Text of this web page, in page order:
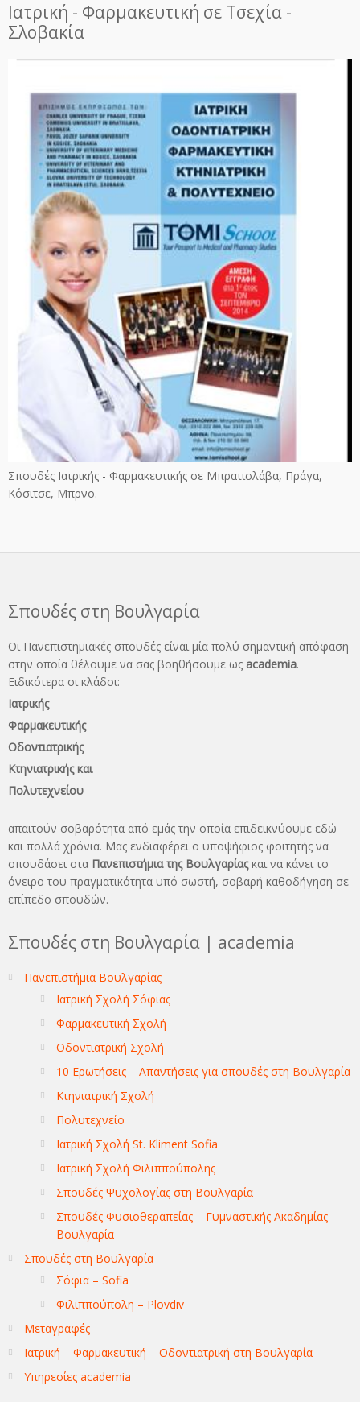
Ιατρική - Φαρμακευτική σε Τσεχία -
Σλοβακία
Σπουδές Ιατρικής - Φαρμακευτικής σε Μπρατισλάβα, Πράγα,
Κόσιτσε, Μπρνο.
Σπουδές στη Βουλγαρία
Οι Πανεπιστημιακές σπουδές είναι μία πολύ σημαντική απόφαση
στην οποία θέλουμε να σας βοηθήσουμε ως academia.
Ειδικότερα οι κλάδοι:
Ιατρικής
Φαρμακευτικής
Οδοντιατρικής
Κτηνιατρικής και
Πολυτεχνείου
απαιτούν σοβαρότητα από εμάς την οποία επιδεικνύουμε εδώ
και πολλά χρόνια. Μας ενδιαφέρει ο υποψήφιος φοιτητής να
σπουδάσει στα Πανεπιστήμια της Βουλγαρίαςκαι να κάνει το
όνειρo του πραγματικότητα υπό σωστή, σοβαρή καθοδήγηση σε
επίπεδο σπουδών.
Σπουδές στη Βουλγαρία | academia
Πανεπιστήμια Βουλγαρίας
Ιατρική Σχολή Σόφιας
Φαρμακευτική Σχολή
Οδοντιατρική Σχολή
10 Ερωτήσεις – Απαντήσεις για σπουδές στη Βουλγαρία
Κτηνιατρική Σχολή
Πολυτεχνείο
Ιατρική Σχολή St. Kliment Sofia
Ιατρική Σχολή Φιλιππούπολης
Σπουδές Ψυχολογίας στη Βουλγαρία
Σπουδές Φυσιοθεραπείας – Γυμναστικής Ακαδημίας
Βουλγαρία
Σπουδές στη Βουλγαρία
Σόφια – Sofia
Φιλιππούπολη – Plovdiv
Μεταγραφές
Ιατρική – Φαρμακευτική – Οδοντιατρική στη Βουλγαρία
Υπηρεσίες academia